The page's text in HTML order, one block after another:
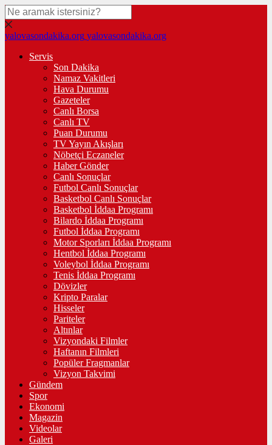
yalovasondakika.org yalovasondakika.org
Servis
Son Dakika
Namaz Vakitleri
Hava Durumu
Gazeteler
Canlı Borsa
Canlı TV
Puan Durumu
TV Yayın Akışları
Nöbetçi Eczaneler
Haber Gönder
Canlı Sonuçlar
Futbol Canlı Sonuçlar
Basketbol Canlı Sonuçlar
Basketbol İddaa Programı
Bilardo İddaa Programı
Futbol İddaa Programı
Motor Sporları İddaa Programı
Hentbol İddaa Programı
Voleybol İddaa Programı
Tenis İddaa Programı
Dövizler
Kripto Paralar
Hisseler
Pariteler
Altınlar
Vizyondaki Filmler
Haftanın Filmleri
Popüler Fragmanlar
Vizyon Takvimi
Gündem
Spor
Ekonomi
Magazin
Videolar
Galeri